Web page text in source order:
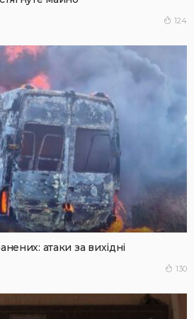
124
атаки за вихідні
130